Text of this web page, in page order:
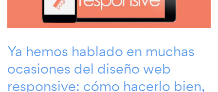
Ya hemos hablado en muchas
ocasiones del diseño web
responsive: cómo hacerlo bien,